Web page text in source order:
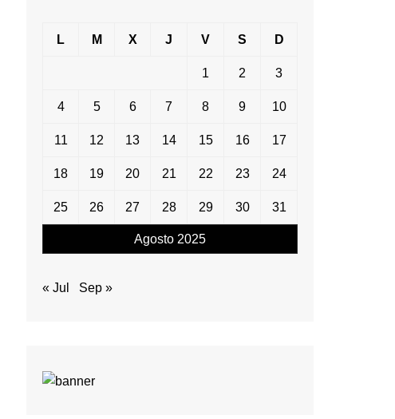
Agosto 2025
L M X J V S D
1 2 3
4 5 6 7 8 9 10
11 12 13 14 15 16 17
18 19 20 21 22 23 24
25 26 27 28 29 30 31
« Jul Sep »